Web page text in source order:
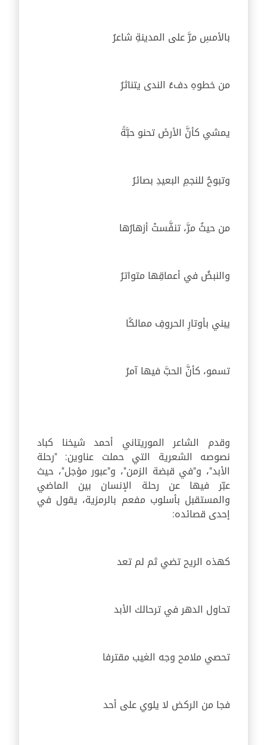
بالأمسِ مرَّ على المدينةِ شاعرُ
من خطوهِ دفءُ الندى يتناثرُ
يمشي كأنَّ الأرضَ تحنو حبَّةً
وتبوحُ للنجمِ البعيدِ بصائرُ
من حيثُ مرَّ، تنفَّستْ أزهارُها
والنبضُ في أعماقِها متواترُ
يبني بأوتارِ الحروفِ ممالكًا
تسمو، كأنَّ الحبَّ فيها آمرُ
وقدم الشاعر الموريتاني أحمد شيخنا كباد
نصوصه الشعرية التي حملت عناوين: "رحلة
الأبد"، و"في قبضة الزمن"، و"عبور مؤجل"، حيث
عبّر فيها عن رحلة الإنسان بين الماضي
والمستقبل بأسلوب مفعم بالرمزية، يقول في
إحدى قصائده:
كهذه الريح تضي ثم لم تعد
تحاول الدهر في ترحالك الأبد
تحصي ملامح وجه الغيب مقترفا
فجا من الركض لا يلوي على أحد